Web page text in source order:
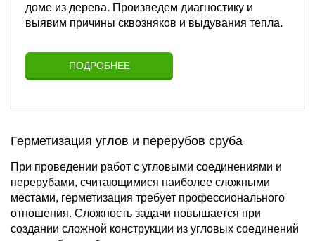
доме из дерева. Произведем диагностику и
выявим причины сквозняков и выдувания тепла.
ПОДРОБНЕЕ
Герметизация углов и перерубов сруба
При проведении работ с угловыми соединениями и
перерубами, считающимися наиболее сложными
местами, герметизация требует профессионального
отношения. Сложность задачи повышается при
создании сложной конструкции из угловых соединений